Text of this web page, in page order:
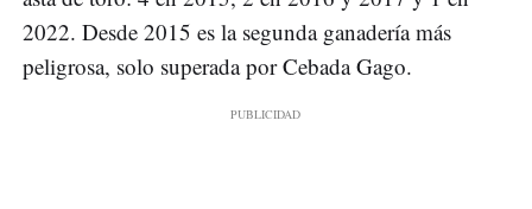
2022. Desde 2015 es la segunda ganadería más
peligrosa, solo superada por Cebada Gago.